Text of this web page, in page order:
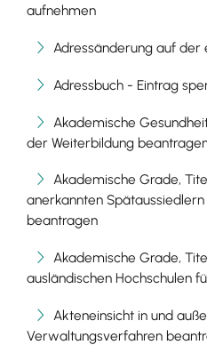
aufnehmen
Adressänderung auf der
Adressbuch - Eintrag
Akademische
der Weiterbildung
Akademische Grade,
anerkannten
beantragen
Akademische Grade,
ausländischen Hochschulen
Akteneinsicht in und
Verwaltungsverfahren